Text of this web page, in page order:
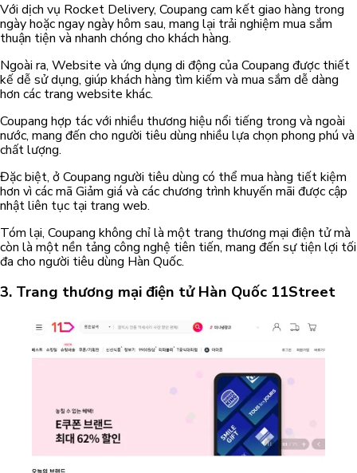
Với dịch vụ Rocket Delivery, Coupang cam kết giao hàng trong
ngày hoặc ngay ngày hôm sau, mang lại trải nghiệm mua sắm
thuận tiện và nhanh chóng cho khách hàng.
Ngoài ra, Website và ứng dụng di động của Coupang được thiết
kế dễ sử dụng, giúp khách hàng tìm kiếm và mua sắm dễ dàng
hơn các trang website khác.
Coupang hợp tác với nhiều thương hiệu nổi tiếng trong và ngoài
nước, mang đến cho người tiêu dùng nhiều lựa chọn phong phú và
chất lượng.
Đặc biệt, ở Coupang người tiêu dùng có thể mua hàng tiết kiệm
hơn vì các mã Giảm giá và các chương trình khuyến mãi được cập
nhật liên tục tại trang web.
Tóm lại, Coupang không chỉ là một trang thương mại điện tử mà
còn là một nền tảng công nghệ tiên tiến, mang đến sự tiện lợi tối
đa cho người tiêu dùng Hàn Quốc.
3. Trang thương mại điện tử Hàn Quốc 11Street